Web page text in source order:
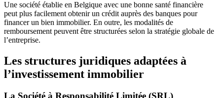
Une société établie en Belgique avec une bonne santé financière
peut plus facilement obtenir un crédit auprès des banques pour
financer un bien immobilier. En outre, les modalités de
remboursement peuvent être structurées selon la stratégie globale de
l’entreprise.
Les structures juridiques adaptées à
l’investissement immobilier
La Société à Responsabilité Limitée (SRL)